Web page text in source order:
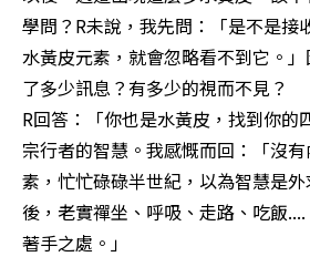
學問？R未說，我先問：「是不是接
水黃皮元素，就會忽略看不到它。
了多少訊息？有多少的視而不見？
R回答：「你也是水黃皮，找到你的
宗行者的智慧。我感慨而回：「沒
素，忙忙碌碌半世紀，以為智慧是
後，老實禪坐、呼吸、走路、吃飯
著手之處。」